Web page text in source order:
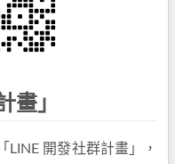
畫」
LINE 開發社群計畫」，